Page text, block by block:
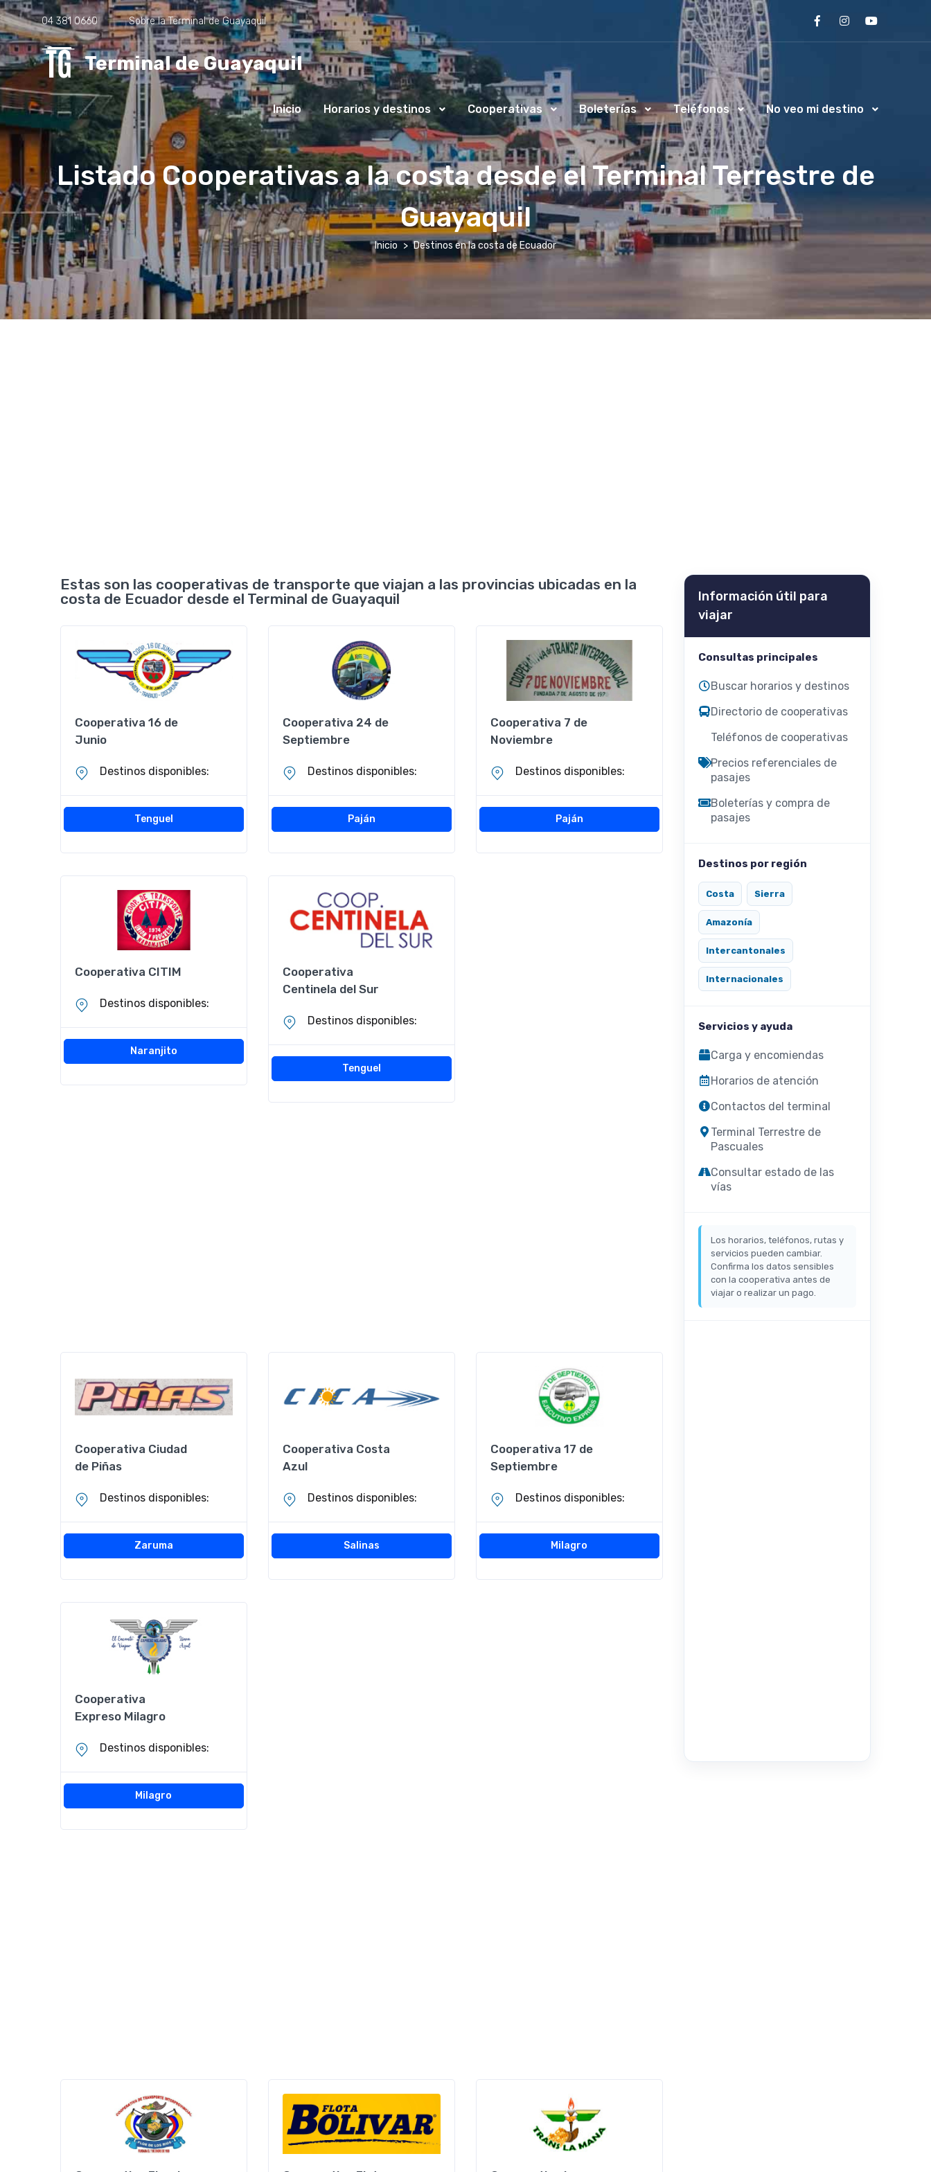
04 381 0660 Sobre la Terminal de Guayaquil
Terminal de Guayaquil
Inicio Horarios y destinos Cooperativas Boleterías Teléfonos No veo mi destino
Listado Cooperativas a la costa desde el Terminal Terrestre de
Guayaquil
Inicio Destinos en la costa de Ecuador
Estas son las cooperativas de transporte que viajan a las provincias ubicadas en la
costa de Ecuador desde el Terminal de Guayaquil
Cooperativa 16 de
Junio
Destinos disponibles:
Tenguel
Cooperativa 24 de
Septiembre
Destinos disponibles:
Paján
Cooperativa 7 de
Noviembre
Destinos disponibles:
Paján
Cooperativa CITIM
Destinos disponibles:
Naranjito
Cooperativa
Centinela del Sur
Destinos disponibles:
Tenguel
Cooperativa Ciudad
de Piñas
Destinos disponibles:
Zaruma
Cooperativa Costa
Azul
Destinos disponibles:
Salinas
Cooperativa 17 de
Septiembre
Destinos disponibles:
Milagro
Cooperativa
Expreso Milagro
Destinos disponibles:
Milagro
Información útil para
viajar
Consultas principales
Buscar horarios y destinos
Directorio de cooperativas
Teléfonos de cooperativas
Precios referenciales de
pasajes
Boleterías y compra de
pasajes
Destinos por región
Costa Sierra
Amazonía
Intercantonales
Internacionales
Servicios y ayuda
Carga y encomiendas
Horarios de atención
Contactos del terminal
Terminal Terrestre de
Pascuales
Consultar estado de las
vías
Los horarios, teléfonos, rutas y
servicios pueden cambiar.
Confirma los datos sensibles
con la cooperativa antes de
viajar o realizar un pago.